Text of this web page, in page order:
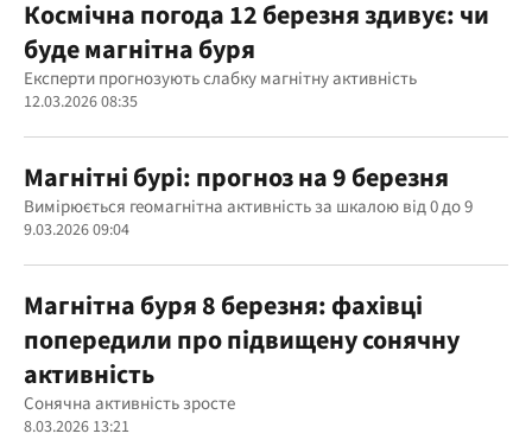
Космічна погода 12 березня здивує: чи
буде магнітна буря
Експерти прогнозують слабку магнітну активність
12.03.2026 08:35
Магнітні бурі: прогноз на 9 березня
Вимірюється геомагнітна активність за шкалою від 0 до 9
9.03.2026 09:04
Магнітна буря 8 березня: фахівці
попередили про підвищену сонячну
активність
Сонячна активність зросте
8.03.2026 13:21